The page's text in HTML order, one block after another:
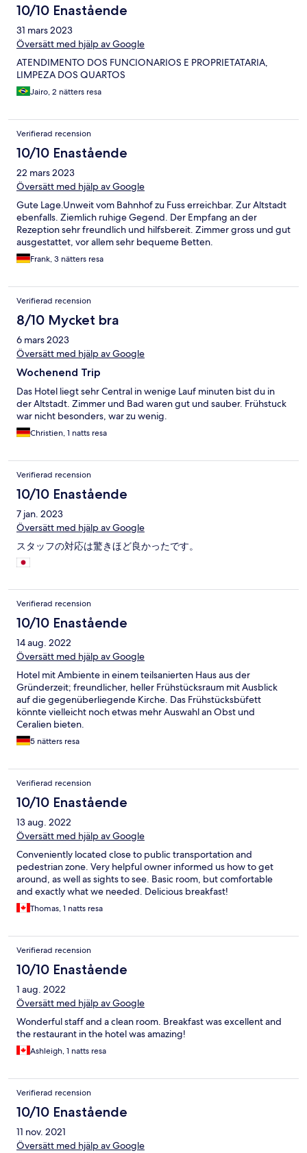
10/10 Enastående
31 mars 2023
Översätt med hjälp av Google
ATENDIMENTO DOS FUNCIONARIOS E PROPRIETATARIA,
LIMPEZA DOS QUARTOS
Jairo, 2 nätters resa
Verifierad recension
10/10 Enastående
22 mars 2023
Översätt med hjälp av Google
Gute Lage.Unweit vom Bahnhof zu Fuss erreichbar. Zur Altstadt
ebenfalls. Ziemlich ruhige Gegend. Der Empfang an der
Rezeption sehr freundlich und hilfsbereit. Zimmer gross und gut
ausgestattet, vor allem sehr bequeme Betten.
Frank, 3 nätters resa
Verifierad recension
8/10 Mycket bra
6 mars 2023
Översätt med hjälp av Google
Wochenend Trip
Das Hotel liegt sehr Central in wenige Lauf minuten bist du in
der Altstadt. Zimmer und Bad waren gut und sauber. Frühstuck
war nicht besonders, war zu wenig.
Christien, 1 natts resa
Verifierad recension
10/10 Enastående
7 jan. 2023
Översätt med hjälp av Google
スタッフの対応は驚きほど良かったです。
Verifierad recension
10/10 Enastående
14 aug. 2022
Översätt med hjälp av Google
Hotel mit Ambiente in einem teilsanierten Haus aus der
Gründerzeit; freundlicher, heller Frühstücksraum mit Ausblick
auf die gegenüberliegende Kirche. Das Frühstücksbüfett
könnte vielleicht noch etwas mehr Auswahl an Obst und
Ceralien bieten.
5 nätters resa
Verifierad recension
10/10 Enastående
13 aug. 2022
Översätt med hjälp av Google
Conveniently located close to public transportation and
pedestrian zone. Very helpful owner informed us how to get
around, as well as sights to see. Basic room, but comfortable
and exactly what we needed. Delicious breakfast!
Thomas, 1 natts resa
Verifierad recension
10/10 Enastående
1 aug. 2022
Översätt med hjälp av Google
Wonderful staff and a clean room. Breakfast was excellent and
the restaurant in the hotel was amazing!
Ashleigh, 1 natts resa
Verifierad recension
10/10 Enastående
11 nov. 2021
Översätt med hjälp av Google